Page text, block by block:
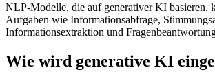
NLP-Modelle, die auf generativer KI basieren,
Aufgaben wie Informationsabfrage,
Informationsextraktion und
Wie wird generative KI